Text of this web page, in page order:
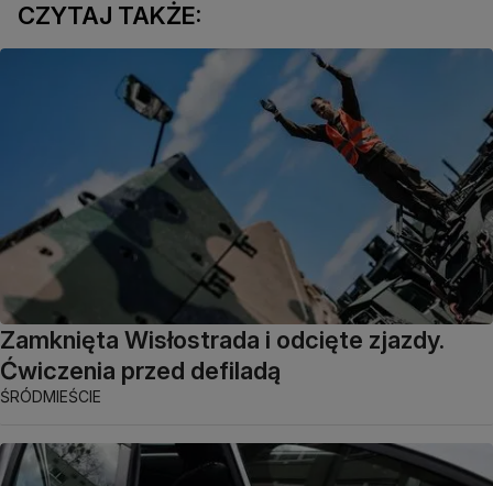
CZYTAJ TAKŻE:
Zamknięta Wisłostrada i odcięte zjazdy.
Ćwiczenia przed defiladą
ŚRÓDMIEŚCIE